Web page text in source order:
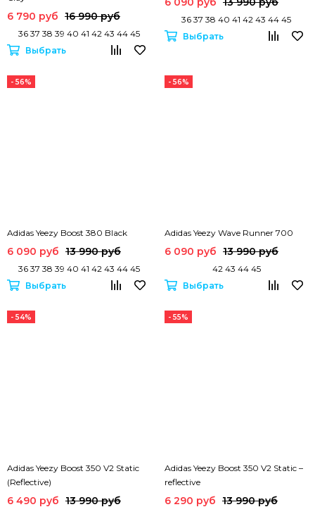
6 790 руб 16 990 руб
36 37 38 39 40 41 42 43 44 45
Выбрать
36 37 38 40 41 42 43 44 45
Выбрать
- 56%
Adidas Yeezy Boost 380 Black
6 090 руб 13 990 руб
36 37 38 39 40 41 42 43 44 45
Выбрать
- 56%
Adidas Yeezy Wave Runner 700
6 090 руб 13 990 руб
42 43 44 45
Выбрать
- 54%
Adidas Yeezy Boost 350 V2 Static
(Reflective)
6 490 руб 13 990 руб
- 55%
Adidas Yeezy Boost 350 V2 Static –
reflective
6 290 руб 13 990 руб